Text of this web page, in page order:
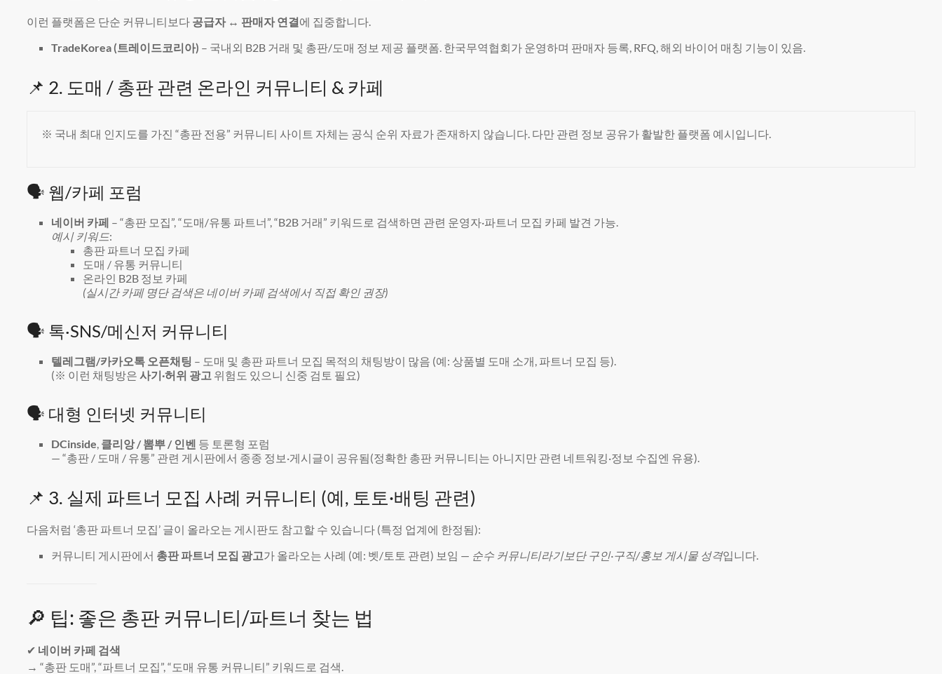
이런 플랫폼은 단순 커뮤니티보다 공급자 ↔ 판매자 연결에 집중합니다.
TradeKorea (트레이드코리아) – 국내외 B2B 거래 및 총판/도매 정보 제공 플랫폼. 한국무역협회가 운영하며 판매자 등록, RFQ, 해외 바이어 매칭 기능이 있음.
📌 2. 도매 / 총판 관련 온라인 커뮤니티 & 카페
※ 국내 최대 인지도를 가진 “총판 전용” 커뮤니티 사이트 자체는 공식 순위 자료가 존재하지 않습니다. 다만 관련 정보 공유가 활발한 플랫폼 예시입니다.
🗣 웹/카페 포럼
네이버 카페 – “총판 모집”, “도매/유통 파트너”, “B2B 거래” 키워드로 검색하면 관련 운영자·파트너 모집 카페 발견 가능.
예시 키워드:
총판 파트너 모집 카페
도매 / 유통 커뮤니티
온라인 B2B 정보 카페
(실시간 카페 명단 검색은 네이버 카페 검색에서 직접 확인 권장)
🗣 톡·SNS/메신저 커뮤니티
텔레그램/카카오톡 오픈채팅 – 도매 및 총판 파트너 모집 목적의 채팅방이 많음 (예: 상품별 도매 소개, 파트너 모집 등).
(※ 이런 채팅방은 사기·허위 광고 위험도 있으니 신중 검토 필요)
🗣 대형 인터넷 커뮤니티
DCinside, 클리앙 / 뽐뿌 / 인벤 등 토론형 포럼
— “총판 / 도매 / 유통” 관련 게시판에서 종종 정보·게시글이 공유됨(정확한 총판 커뮤니티는 아니지만 관련 네트워킹·정보 수집엔 유용).
📌 3. 실제 파트너 모집 사례 커뮤니티 (예, 토토·배팅 관련)
다음처럼 ‘총판 파트너 모집’ 글이 올라오는 게시판도 참고할 수 있습니다 (특정 업계에 한정됨):
커뮤니티 게시판에서 총판 파트너 모집 광고가 올라오는 사례 (예: 벳/토토 관련) 보임 — 순수 커뮤니티라기보단 구인·구직/홍보 게시물 성격입니다.
🔎 팁: 좋은 총판 커뮤니티/파트너 찾는 법
✔ 네이버 카페 검색
→ “총판 도매”, “파트너 모집”, “도매 유통 커뮤니티” 키워드로 검색.